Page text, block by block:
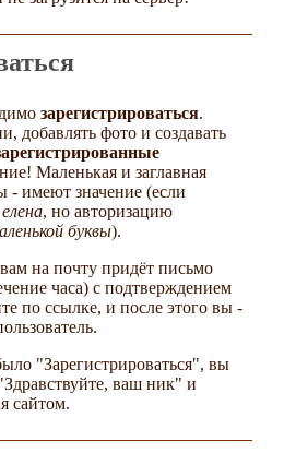
зарегистрироваться.
добавлять фото и создавать
Маленькая и заглавная
- имеют значение (если
елена, но авторизацию
буквы).
на почту придёт письмо
часа) с подтверждением
по ссылке, и после этого вы -
"Зарегистрироваться", вы
ваш ник" и
сайтом.